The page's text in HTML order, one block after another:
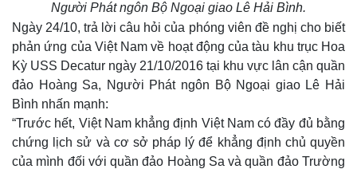
Người Phát ngôn Bộ Ngoại giao Lê Hải Bình.
Ngày 24/10, trả lời câu hỏi của phóng viên đề nghị cho biết
phản ứng của Việt Nam về hoạt động của tàu khu trục Hoa
Kỳ USS Decatur ngày 21/10/2016 tại khu vực lân cận quần
đảo Hoàng Sa, Người Phát ngôn Bộ Ngoại giao Lê Hải
Bình nhấn mạnh:
“Trước hết, Việt Nam khẳng định Việt Nam có đầy đủ bằng
chứng lịch sử và cơ sở pháp lý để khẳng định chủ quyền
của mình đối với quần đảo Hoàng Sa và quần đảo Trường